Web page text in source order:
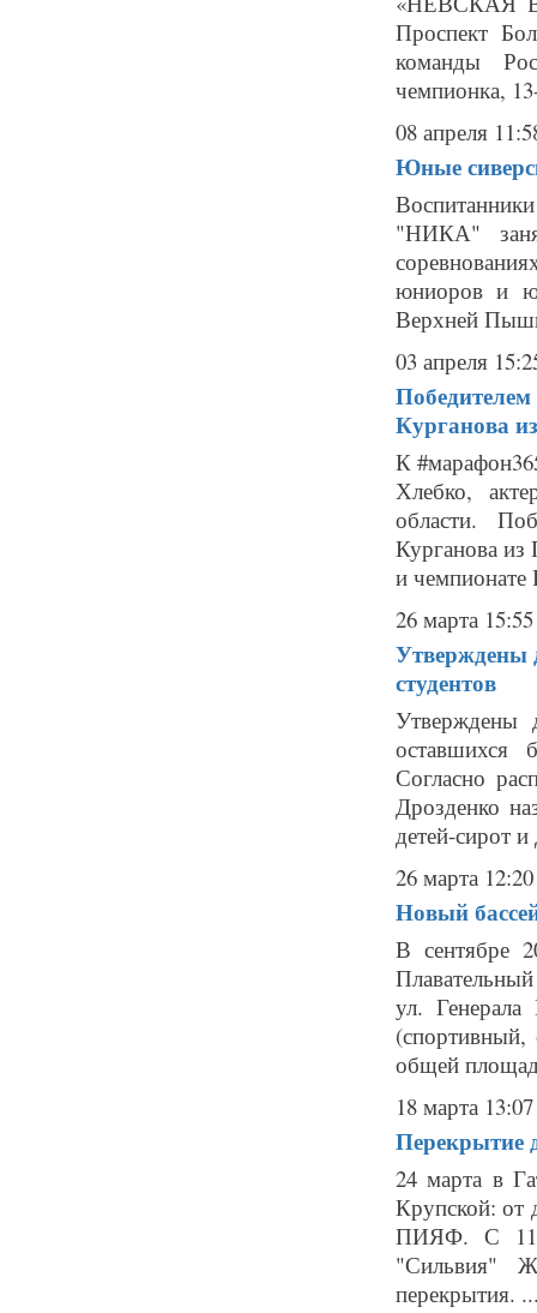
Проспект
команды
чемпионка,
08 апреля
Юные
"НИКА"
юниоров и
Верхней
03 апреля
Курганова
К
Хлебко,
области.
Курганова из
и чемпионате
26 марта 15:55
Утверждены
студентов
Утверждены
оставшихся
Согласно
Дрозденко
детей-сирот
26 марта 12:20
Новый
В сентябре
ул.
(спортивный,
общей
18 марта 13:07
Перекрытие
24 марта в
Крупской: от
ПИЯФ. С
"Сильвия"
перекрытия.